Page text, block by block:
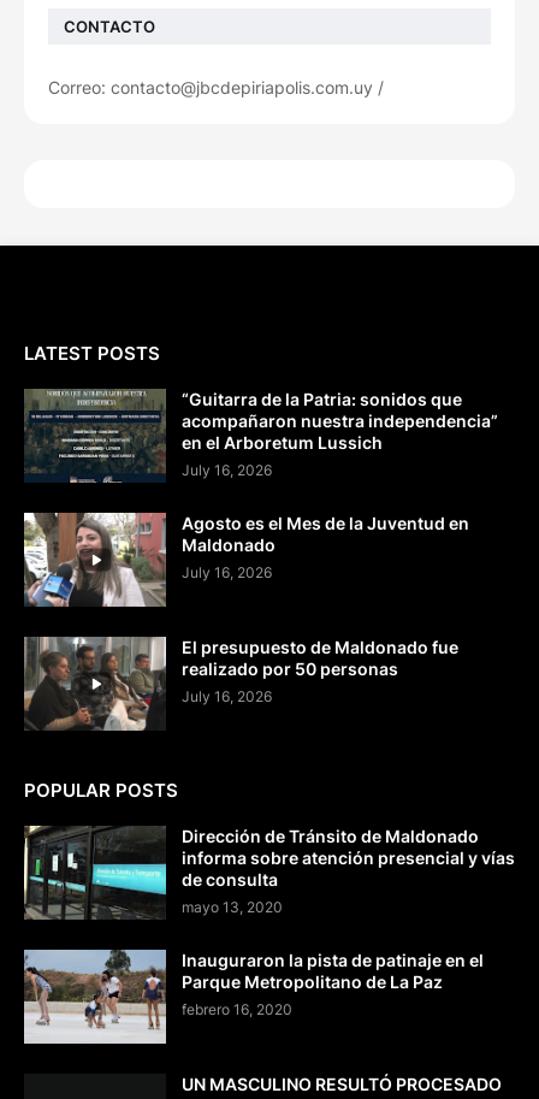
CONTACTO
Correo: contacto@jbcdepiriapolis.com.uy /
LATEST POSTS
“Guitarra de la Patria: sonidos que
acompañaron nuestra independencia”
en el Arboretum Lussich
July 16, 2026
Agosto es el Mes de la Juventud en
Maldonado
July 16, 2026
El presupuesto de Maldonado fue
realizado por 50 personas
July 16, 2026
POPULAR POSTS
Dirección de Tránsito de Maldonado
informa sobre atención presencial y vías
de consulta
mayo 13, 2020
Inauguraron la pista de patinaje en el
Parque Metropolitano de La Paz
febrero 16, 2020
UN MASCULINO RESULTÓ PROCESADO